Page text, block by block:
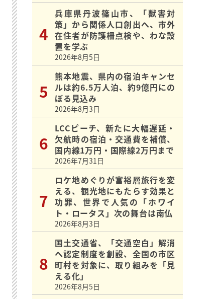
兵庫県丹波篠山市、「獣害対
策」から関係人口創出へ、市外
在住者が防護柵点検や、わな設
置を学ぶ
2026年8月5日
熊本地震、県内の宿泊キャンセ
ルは約6.5万人泊、約9億円にの
ぼる見込み
2026年8月3日
LCCピーチ、新たに大幅遅延・
欠航時の宿泊・交通費を補償、
国内線1万円・国際線2万円まで
2026年7月31日
ロケ地めぐりが富裕層旅行を変
える、観光地にもたらす効果と
功罪、世界で人気の「ホワイ
ト・ロータス」次の舞台は南仏
2026年8月3日
国土交通省、「交通空白」解消
へ認定制度を創設、全国の市区
町村を対象に、取り組みを「見
える化」
2026年8月5日